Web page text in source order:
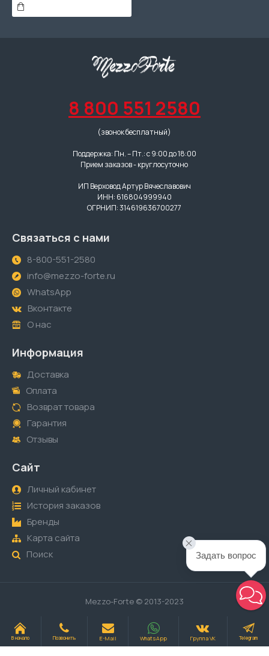
8 800 551 2580
(звонок бесплатный)
Поддержка: Пн. – Пт.: с 9:00 до 18:00
Прием заказов - круглосуточно
ИП Верховод Артур Вячеславович
ИНН: 616804999940
ОГРНИП: 314619636700277
Связаться с нами
8-800-551-2580
info@mezzo-forte.ru
WhatsApp
Вконтакте
О нас
Информация
Доставка
Оплата
Возврат товара
Гарантия
Отзывы
Сайт
Личный кабинет
История заказов
Бренды
Карта сайта
Поиск
Mezzo-Forte © 2013-2023
В начало Позвонить E-Mail WhatsApp Группа VK Telegram
Задать вопрос